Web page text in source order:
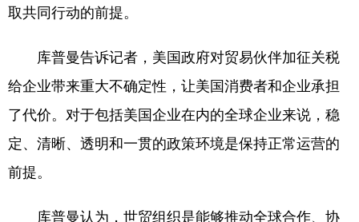
取共同行动的前提。
库普曼告诉记者，美国政府对贸易伙伴加征关税
给企业带来重大不确定性，让美国消费者和企业承担
了代价。对于包括美国企业在内的全球企业来说，稳
定、清晰、透明和一贯的政策环境是保持正常运营的
前提。
库普曼认为，世贸组织是能够推动全球合作、协